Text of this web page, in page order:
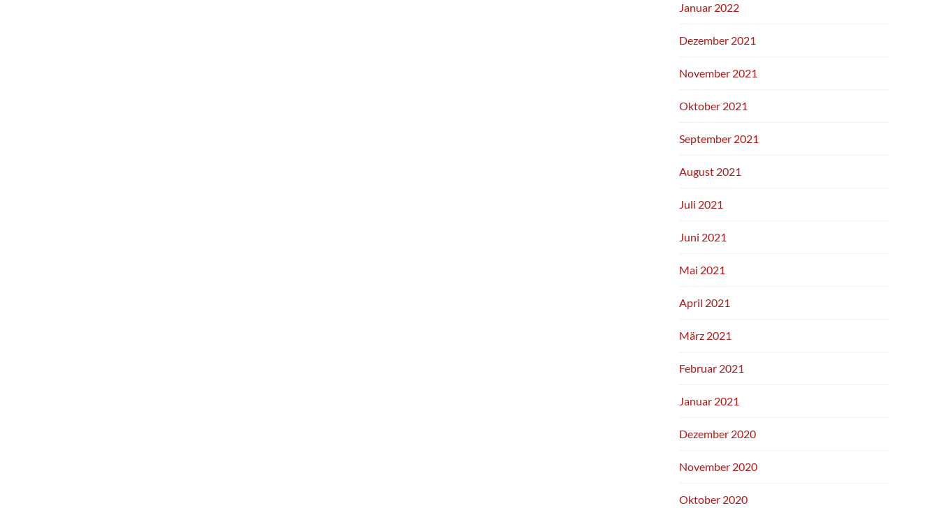
Januar 2022
Dezember 2021
November 2021
Oktober 2021
September 2021
August 2021
Juli 2021
Juni 2021
Mai 2021
April 2021
März 2021
Februar 2021
Januar 2021
Dezember 2020
November 2020
Oktober 2020